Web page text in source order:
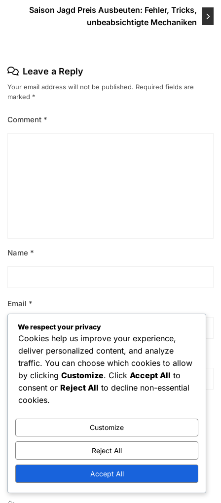
Saison Jagd Preis Ausbeuten: Fehler, Tricks,
unbeabsichtigte Mechaniken
Leave a Reply
Your email address will not be published. Required fields are
marked *
Comment *
Name *
Email *
Website
Save my name, email, and website in this browser for the
Links
We respect your privacy
Cookies help us improve your experience,
deliver personalized content, and analyze
traffic. You can choose which cookies to allow
by clicking Customize. Click Accept All to
consent or Reject All to decline non-essential
cookies.
Customize
Reject All
Accept All